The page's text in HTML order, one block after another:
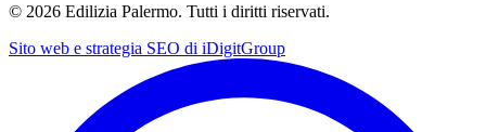
© 2026 Edilizia Palermo. Tutti i diritti riservati.
Sito web e strategia SEO di iDigitGroup